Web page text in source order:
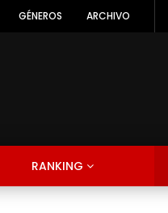
GÉNEROS ARCHIVO
RANKING